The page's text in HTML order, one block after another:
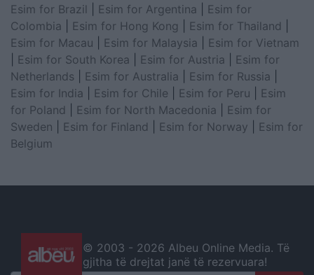
Esim for Brazil
Esim for Argentina
Esim for
Colombia
Esim for Hong Kong Esim for Thailand
Esim for Macau
Esim for Malaysia
Esim for Vietnam
Esim for South Korea Esim for Austria
Esim for
Netherlands
Esim for Australia Esim for Russia
Esim for India
Esim for Chile Esim for Peru
Esim
for Poland
Esim for North Macedonia
Esim for
Sweden
Esim for Finland Esim for Norway
Esim for
Belgium
© 2003 - 2026 Albeu Online Media. Të
gjitha të drejtat janë të rezervuara!